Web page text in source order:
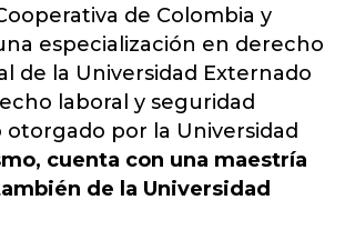
de Colombia y
especialización en derecho
de la Universidad Externado
laboral y seguridad
otorgado por la Universidad
cuenta con una maestría
de la Universidad